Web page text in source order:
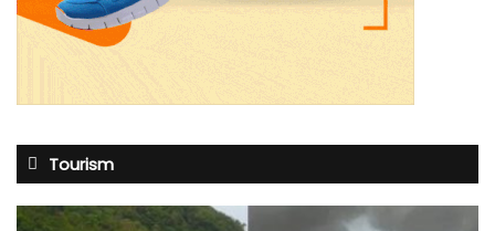
Tourism